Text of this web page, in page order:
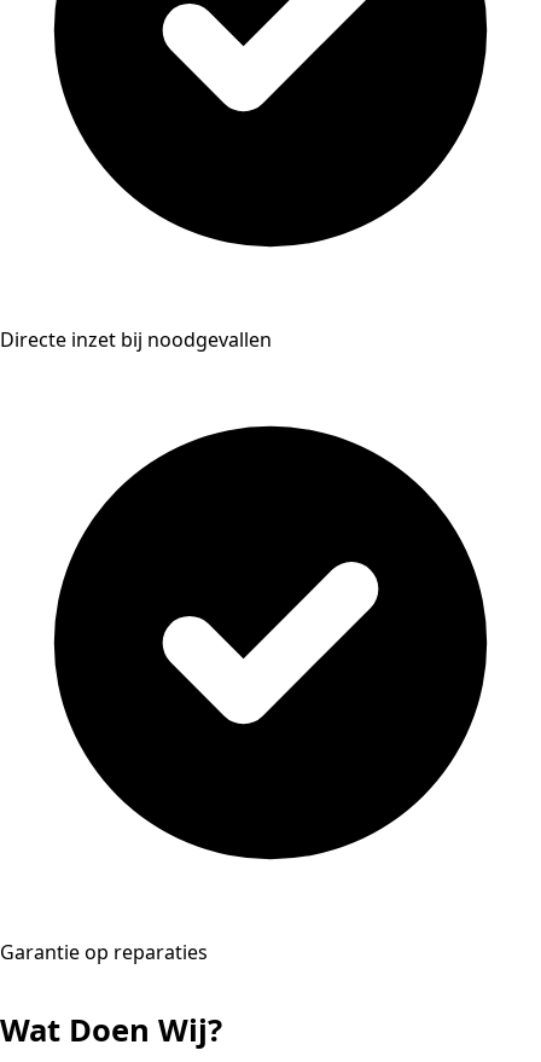
Directe inzet bij noodgevallen
Garantie op reparaties
Wat Doen Wij?